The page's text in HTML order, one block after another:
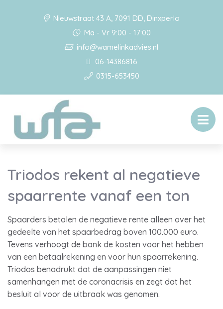
Nieuwstraat 43 A, 7091 DD, Dinxperlo
Ma - Vr 9:00 - 17:00
info@wamelinkadvies.nl
06-14386816
0315-653450
Triodos rekent al negatieve
spaarrente vanaf een ton
Spaarders betalen de negatieve rente alleen over het
gedeelte van het spaarbedrag boven 100.000 euro.
Tevens verhoogt de bank de kosten voor het hebben
van een betaalrekening en voor hun spaarrekening.
Triodos benadrukt dat de aanpassingen niet
samenhangen met de coronacrisis en zegt dat het
besluit al voor de uitbraak was genomen.